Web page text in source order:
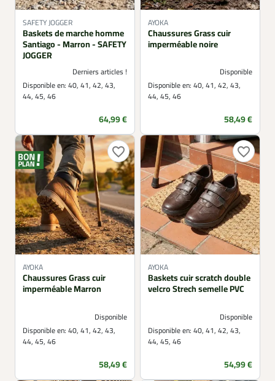
SAFETY JOGGER
Baskets de marche homme
Santiago - Marron - SAFETY
JOGGER
Derniers articles !
Disponible en: 40, 41, 42, 43,
44, 45, 46
Prix
64,99 €
AYOKA
Chaussures Grass cuir
imperméable noire
Disponible
Disponible en: 40, 41, 42, 43,
44, 45, 46
Prix
58,49 €
favorite_border
AYOKA
Chaussures Grass cuir
imperméable Marron
Disponible
Disponible en: 40, 41, 42, 43,
44, 45, 46
Prix
58,49 €
favorite_border
AYOKA
Baskets cuir scratch double
velcro Strech semelle PVC
Disponible
Disponible en: 40, 41, 42, 43,
44, 45, 46
Prix
54,99 €